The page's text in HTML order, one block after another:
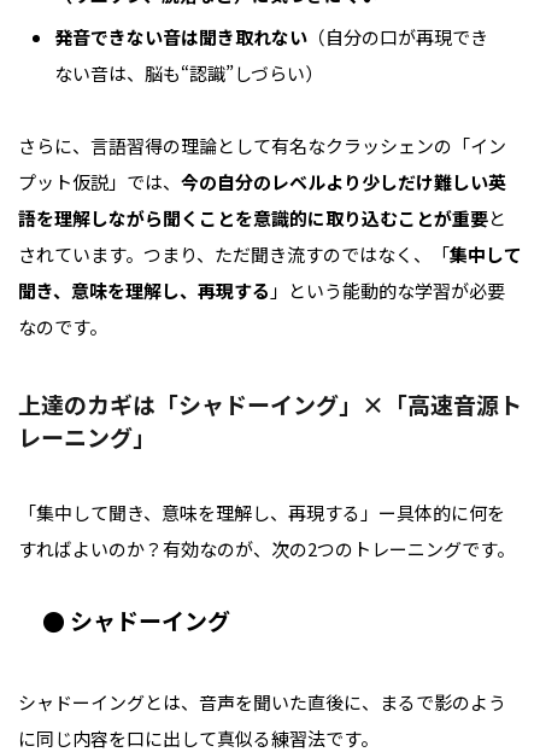
発音できない音は聞き取れない （自分の口が再現でき
ない音は、脳も“認識”しづらい）
さらに、言語習得の理論として有名なクラッシェンの「イン
プット仮説」では、 今の自分のレベルより少しだけ難しい英
語を理解しながら聞くことを意識的に取り込むことが重要と
されています。つまり、ただ聞き流すのではなく、「集中して
聞き、意味を理解し、再現する 」という能動的な学習が必要
なのです。
上達のカギは「シャドーイング」×「高速音源ト
レーニング」
「集中して聞き、意味を理解し、再現する」ー具体的に何を
すればよいのか？有効なのが、次の2つのトレーニングです。
● シャドーイング
シャドーイングとは、音声を聞いた直後に、まるで影のよう
に同じ内容を口に出して真似る練習法です。